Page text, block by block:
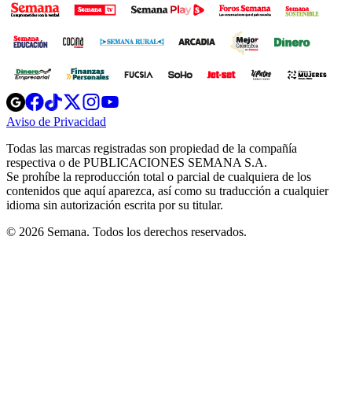
Opens
in
new
Opens
in
new
Opens
in
new
window
Opens
new
windowwindow
Aviso de Privacidad
new
window
Todas las marcas registradas son propiedad de la compañía
respectiva o de PUBLICACIONES SEMANA S.A.
Se prohíbe la reproducción total o parcial de cualquiera de los
contenidos que aquí aparezca, así como su traducción a cualquier
idioma sin autorización escrita por su titular.
© 2026 Semana. Todos los derechos reservados.